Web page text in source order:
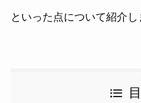
といった点について紹介し